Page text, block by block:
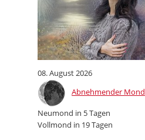
08. August 2026
Abnehmender Mond
Neumond in 5 Tagen
Vollmond in 19 Tagen